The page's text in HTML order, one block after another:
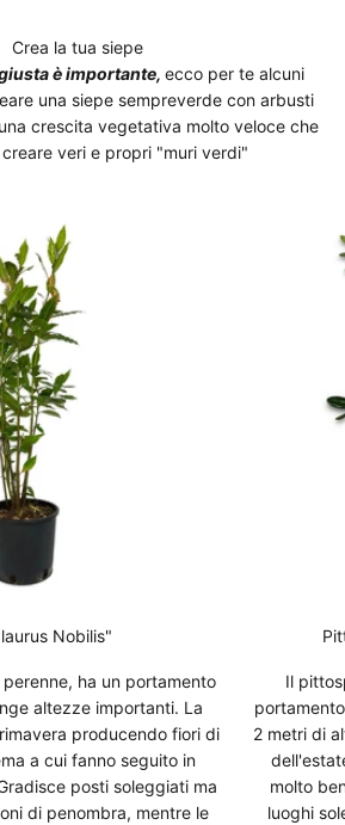
è importante, ecco per te alcuni
una siepe sempreverde con arbusti
crescita vegetativa molto veloce che
veri e propri "muri verdi"
Nobilis"
ha un portamento
altezze importanti. La
producendo fiori di
a cui fanno seguito in
posti soleggiati ma
di penombra, mentre le
Il
2 metri di
molto
luoghi